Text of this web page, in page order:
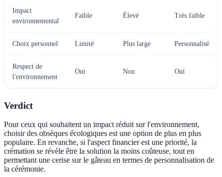
Impact
environnemental
Faible Élevé Très faible
Choix personnel Limité Plus large Personnalisé
Respect de
l'environnement
Oui Non Oui
Verdict
Pour ceux qui souhaitent un impact réduit sur l'environnement,
choisir des obsèques écologiques est une option de plus en plus
populaire. En revanche, si l'aspect financier est une priorité, la
crémation se révèle être la solution la moins coûteuse, tout en
permettant une cerise sur le gâteau en termes de personnalisation de
la cérémonie.